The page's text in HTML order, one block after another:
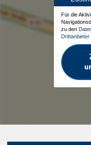
Für die
zu den
Drittanbieter